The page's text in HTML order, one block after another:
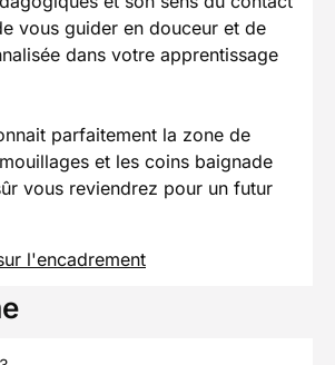
vous guider en douceur et de
dans votre apprentissage
parfaitement la zone de
et les coins baignade
vous reviendrez pour un futur
l'encadrement